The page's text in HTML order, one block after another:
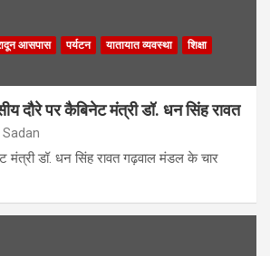
आसपास पर्यटन यातायात व्यवस्था
शिक्षा
दौरे पर कैबिनेट मंत्री डॉ. धन सिंह रावत
Sadan
मंत्री डॉ. धन सिंह रावत गढ़वाल मंडल के चार